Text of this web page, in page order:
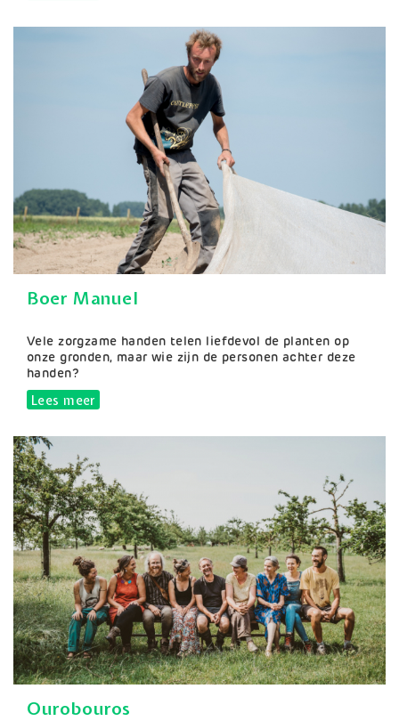
Boer Manuel
Samenvatting
Vele zorgzame handen telen liefdevol de planten op
onze gronden, maar wie zijn de personen achter deze
handen?
Lees meerover Boer Manuel
Ourobouros